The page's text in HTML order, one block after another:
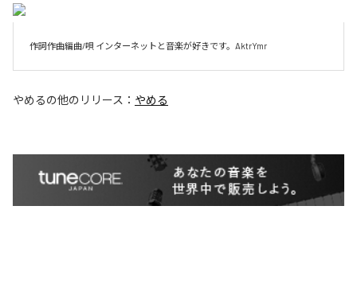
作詞作曲編曲/唄 インターネットと音楽が好きです。AktrYmr
やめるの他のリリース： やめる